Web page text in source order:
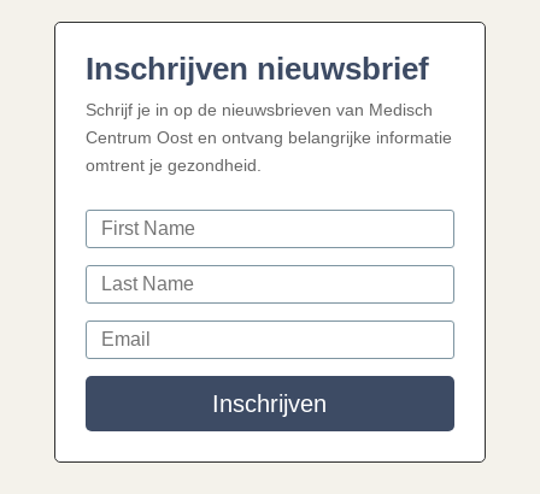
Inschrijven nieuwsbrief
Schrijf je in op de nieuwsbrieven van Medisch
Centrum Oost en ontvang belangrijke informatie
omtrent je gezondheid.
Inschrijven